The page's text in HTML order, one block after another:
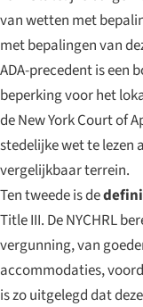
van wetten met
met bepalingen van
ADA-precedent is een
beperking voor het
de New York Court of
stedelijke wet te lezen
vergelijkbaar terrein.
Ten tweede is de
Title III. De NYCHRL
vergunning, van
accommodaties,
is zo uitgelegd dat